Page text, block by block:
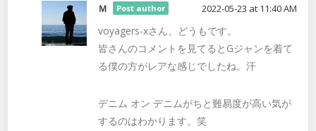
Ｍ Post author 2022-05-23 at 11:40 AM
voyagers-xさん、どうもです。
皆さんのコメントを見てるとGジャンを着て
る僕の方がレアな感じでしたね。汗
デニム オン デニムがちと難易度が高い気が
するのはわかります。笑